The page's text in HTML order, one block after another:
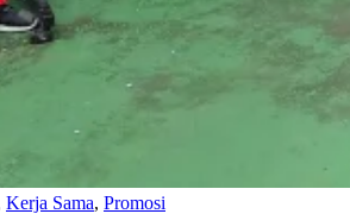
Kerja Sama, Promosi